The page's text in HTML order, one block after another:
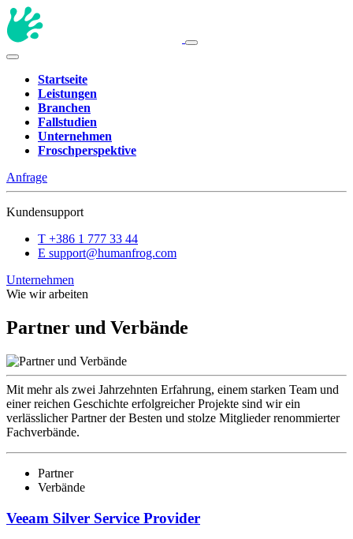
Startseite
Leistungen
Branchen
Fallstudien
Unternehmen
Froschperspektive
Anfrage
Kundensupport
T +386 1 777 33 44
E support@humanfrog.com
Unternehmen
Wie wir arbeiten
Partner und Verbände
Mit mehr als zwei Jahrzehnten Erfahrung, einem starken Team und
einer reichen Geschichte erfolgreicher Projekte sind wir ein
verlässlicher Partner der Besten und stolze Mitglieder renommierter
Fachverbände.
Partner
Verbände
Veeam Silver Service Provider